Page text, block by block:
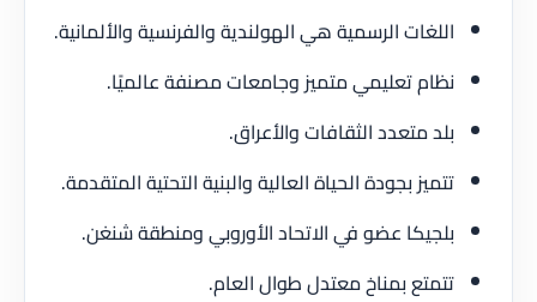
اللغات الرسمية هي الهولندية والفرنسية والألمانية.
نظام تعليمي متميز وجامعات مصنفة عالميًا.
بلد متعدد الثقافات والأعراق.
تتميز بجودة الحياة العالية والبنية التحتية المتقدمة.
بلجيكا عضو في الاتحاد الأوروبي ومنطقة شنغن.
تتمتع بمناخ معتدل طوال العام.